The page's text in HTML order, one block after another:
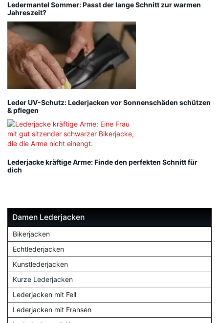
Ledermantel Sommer: Passt der lange Schnitt zur warmen
Jahreszeit?
Leder UV-Schutz: Lederjacken vor Sonnenschäden schützen
& pflegen
Lederjacke kräftige Arme: Finde den perfekten Schnitt für
dich
Damen Lederjacken
Bikerjacken
Echtlederjacken
Kunstlederjacken
Kurze Lederjacken
Lederjacken mit Fell
Lederjacken mit Fransen